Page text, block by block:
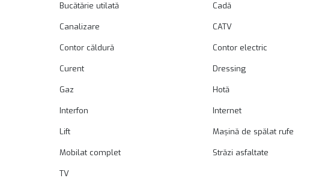
Bucătărie utilată Cadă
Canalizare CATV
Contor căldură Contor electric
Curent Dressing
Gaz Hotă
Interfon Internet
Lift Mașină de spălat rufe
Mobilat complet Străzi asfaltate
TV